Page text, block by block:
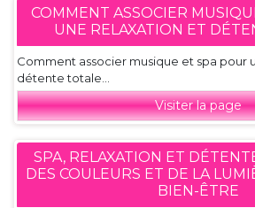
COMMENT ASSOCIER
UNE RELAXATION ET
Comment associer musique et spa pour
détente totale...
Visiter la page
SPA, RELAXATION ET
DES COULEURS ET DE LA
BIEN-ÊTRE